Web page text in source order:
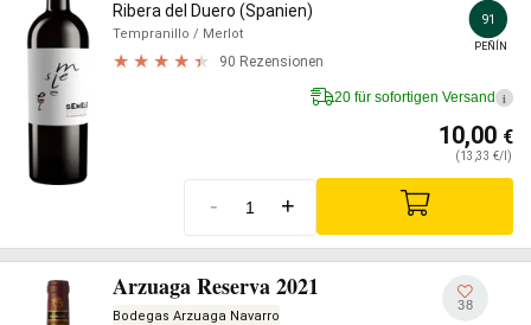
Ribera del Duero (Spanien)
Tempranillo / Merlot
90 Rezensionen
91
PEÑÍN
20 für sofortigen Versand i
10,00 €
(13,33 €/l)
- +
Arzuaga Reserva 2021
Bodegas Arzuaga Navarro
38